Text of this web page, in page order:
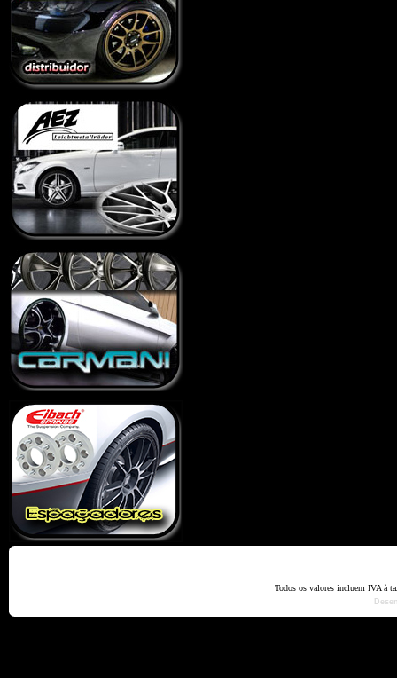
Todos os valores incluem IVA à